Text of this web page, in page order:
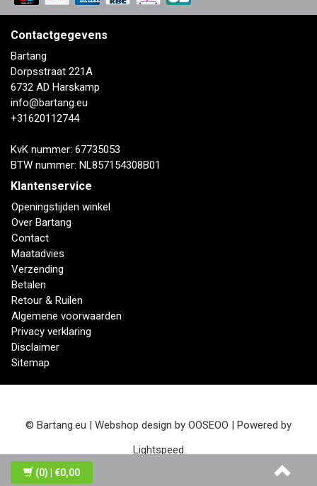
Contactgegevens
Bartang
Dorpsstraat 221A
6732 AD Harskamp
info@bartang.eu
+31620112744
KvK nummer: 67735053
BTW nummer: NL857154308B01
Klantenservice
Openingstijden winkel
Over Bartang
Contact
Maatadvies
Verzending
Betalen
Retour & Ruilen
Algemene voorwaarden
Privacy verklaring
Disclaimer
Sitemap
© Bartang.eu | Webshop design by OOSEOO | Powered by
Lightspeed
(0) | €0,00